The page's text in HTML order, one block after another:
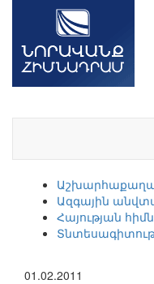
Ազգային
Հայության
01.02.2011